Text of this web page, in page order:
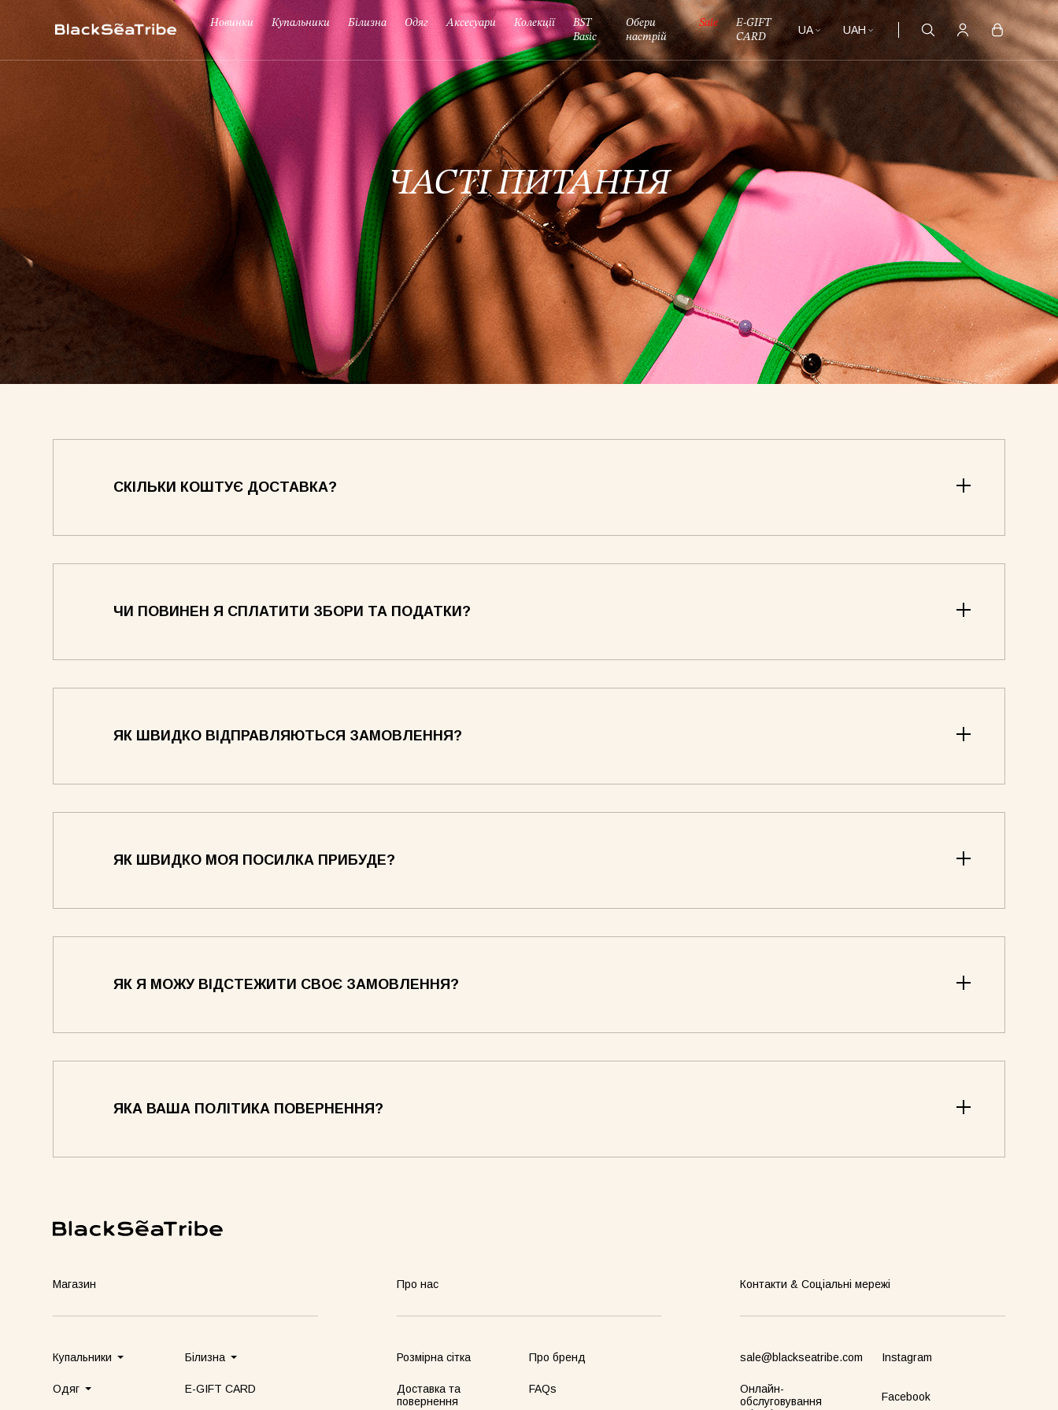
Новинки Купальники Білизна Одяг Аксесуари Колекції
BST
Basic
Обери
настрій
Sale
E-GIFT
CARD
UA UAH
Кошик (0)
Ваш кошик порожній :(
Схоже, ви ще нічого не додали... Давайте почнемо!
Продовжити покупки
РЕКОМЕНДОВАНО ДЛЯ ВАС
ЧАСТІ ПИТАННЯ
СКІЛЬКИ КОШТУЄ ДОСТАВКА?
ЧИ ПОВИНЕН Я СПЛАТИТИ ЗБОРИ ТА ПОДАТКИ?
ЯК ШВИДКО ВІДПРАВЛЯЮТЬСЯ ЗАМОВЛЕННЯ?
ЯК ШВИДКО МОЯ ПОСИЛКА ПРИБУДЕ?
ЯК Я МОЖУ ВІДСТЕЖИТИ СВОЄ ЗАМОВЛЕННЯ?
ЯКА ВАША ПОЛІТИКА ПОВЕРНЕННЯ?
Магазин
Купальники Білизна
Одяг E-GIFT CARD
Про нас
Розмірна сітка Про бренд
Доставка та
повернення
FAQs
Контакти & Соціальні мережі
sale@blackseatribe.com
Онлайн-
обслуговування
Instagram
Facebook